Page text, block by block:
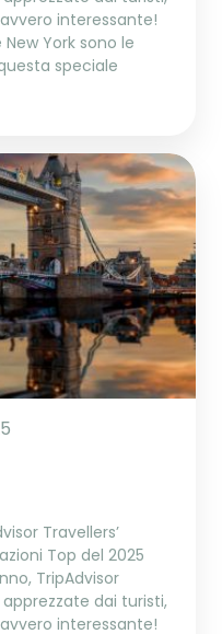
interessante!
New York sono le
speciale
Travellers’
Top del 2025
TripAdvisor
dai turisti,
interessante!